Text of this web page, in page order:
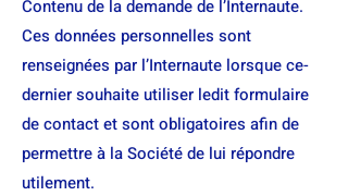
Contenu de la demande de l’Internaute.
Ces données personnelles sont
renseignées par l’Internaute lorsque ce-
dernier souhaite utiliser ledit formulaire
de contact et sont obligatoires afin de
permettre à la Société de lui répondre
utilement.